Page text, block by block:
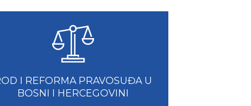
I REFORMA PRAVOSUĐA U
BOSNI I HERCEGOVINI